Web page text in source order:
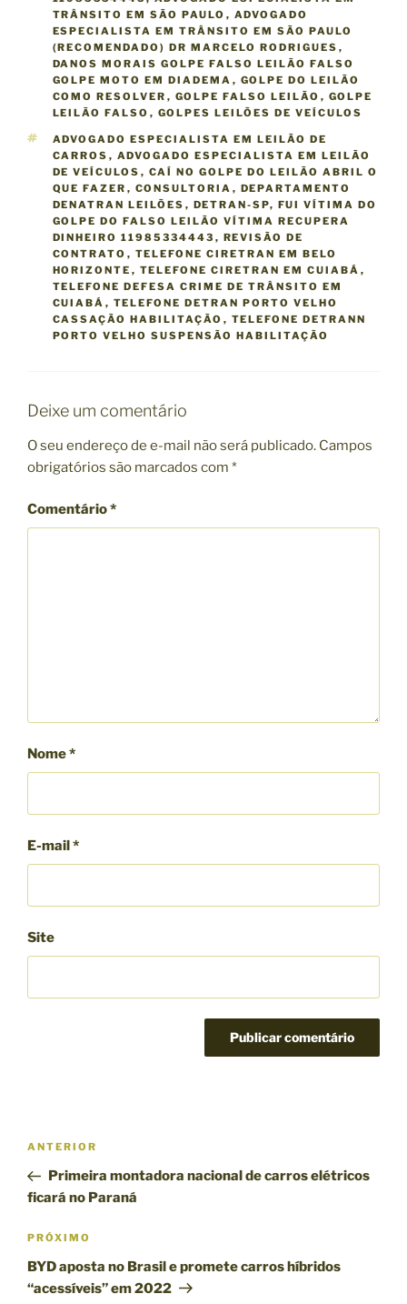
TRÂNSITO EM SÃO PAULO , ADVOGADO
ESPECIALISTA EM TRÂNSITO EM SÃO PAULO
(RECOMENDADO) DR MARCELO RODRIGUES ,
DANOS MORAIS GOLPE FALSO LEILÃO FALSO
GOLPE MOTO EM DIADEMA , GOLPE DO LEILÃO
COMO RESOLVER , GOLPE FALSO LEILÃO , GOLPE
LEILÃO FALSO , GOLPES LEILÕES DE VEÍCULOS
T
A
G
S
ADVOGADO ESPECIALISTA EM LEILÃO DE
CARROS , ADVOGADO ESPECIALISTA EM LEILÃO
DE VEÍCULOS , CAÍ NO GOLPE DO LEILÃO ABRIL O
QUE FAZER , CONSULTORIA , DEPARTAMENTO
DENATRAN LEILÕES , DETRAN-SP, FUI VÍTIMA DO
GOLPE DO FALSO LEILÃO VÍTIMA RECUPERA
DINHEIRO 11985334443 , REVISÃO DE
CONTRATO , TELEFONE CIRETRAN EM BELO
HORIZONTE , TELEFONE CIRETRAN EM CUIABÁ ,
TELEFONE DEFESA CRIME DE TRÂNSITO EM
CUIABÁ , TELEFONE DETRAN PORTO VELHO
CASSAÇÃO HABILITAÇÃO , TELEFONE DETRANN
PORTO VELHO SUSPENSÃO HABILITAÇÃO
Deixe um comentário
O seu endereço de e-mail não será publicado. Campos
obrigatórios são marcados com *
Comentário*
Nome*
E-mail*
Site
N
v
g
a
ç
P
o
s
a
n
t
ANTERIOR
Primeira montadora nacional de carros elétricos
ficará no Paraná
P
r
ó
PRÓXIMO
BYD aposta no Brasil e promete carros híbridos
“acessíveis” em 2022